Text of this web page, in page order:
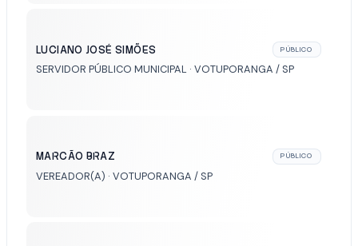
LUCIANO JOSÉ SIMÕES PÚBLICO
SERVIDOR PÚBLICO MUNICIPAL · VOTUPORANGA / SP
MARCÃO BRAZ PÚBLICO
VEREADOR(A) · VOTUPORANGA / SP